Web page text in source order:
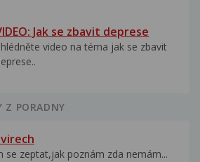
Jak se zbavit deprese
video na téma jak se zbavit
Z PORADNY
se zeptat,jak poznám zda nemám...